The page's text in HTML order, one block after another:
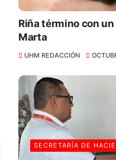
Riña término con
Marta
UHM REDACCIÓN
SECRETARÍA DE